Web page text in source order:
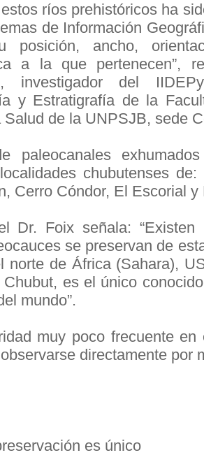
ríos prehistóricos ha
de Información
posición, ancho,
a la que pertenecen”,
investigador del
y Estratigrafía de la
Salud de la UNPSJB, sede
paleocanales
chubutenses
Cerro Cóndor, El Escorial
Dr. Foix señala:
se preservan de
norte de África (Sahara),
es el único
mundo”.
muy poco frecuente
directamente por
es único